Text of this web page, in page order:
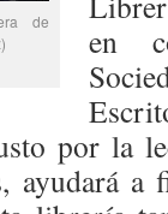
de
en
por la
a